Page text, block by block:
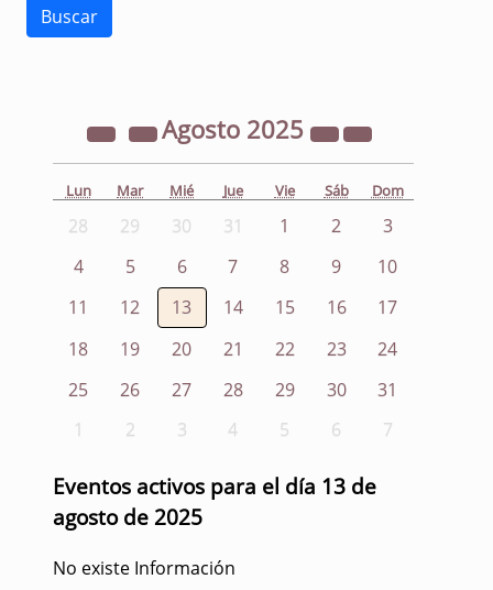
Agosto 2025
Lun Mar Mié Jue Vie Sáb Dom
28 29 30 31 1 2
3
4
5 6 7 8 9
10
11
12 13 14 15 16
17
18
19 20 21 22 23
24
25
26 27 28 29 30
31
1
2 3 4 5 6 7
Eventos activos para el día 13 de
agosto de 2025
No existe Información